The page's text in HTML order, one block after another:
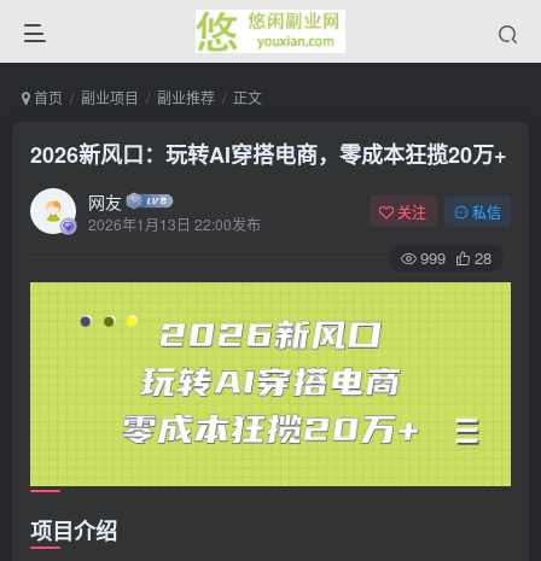
首页 副业项目 副业推荐 正文
2026新风口：玩转AI穿搭电商，零成本狂揽20万+
网友
2026年1月13日 22:00发布
关注 私信
999 28
项目介绍